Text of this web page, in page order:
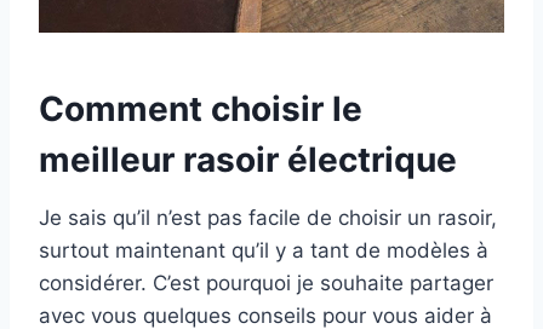
Comment choisir le
meilleur rasoir électrique
Je sais qu’il n’est pas facile de choisir un rasoir,
surtout maintenant qu’il y a tant de modèles à
considérer. C’est pourquoi je souhaite partager
avec vous quelques conseils pour vous aider à